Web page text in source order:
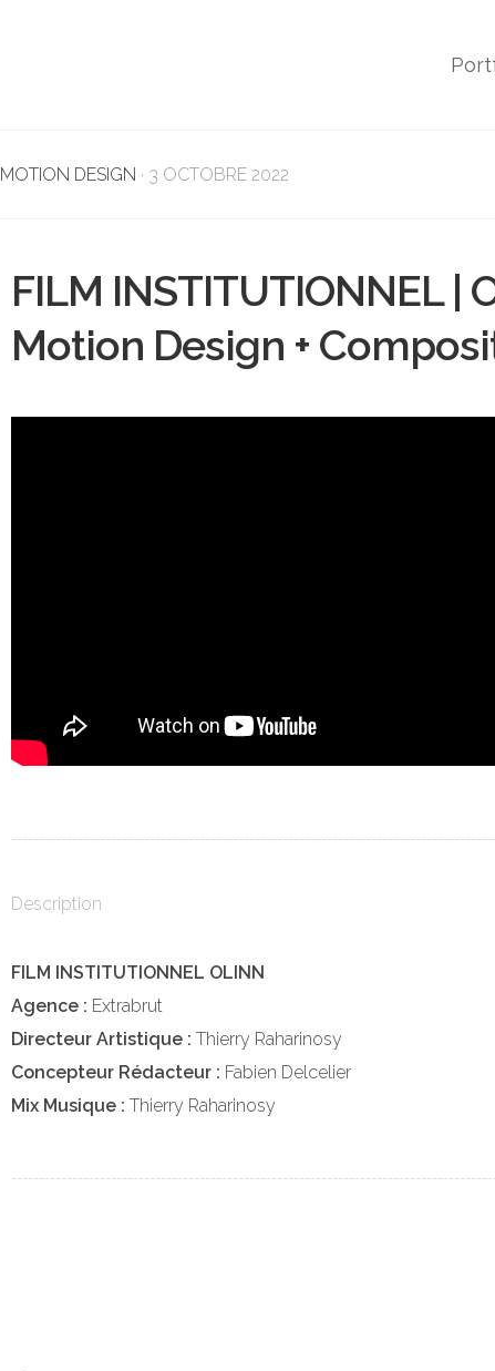
MOTION DESIGN · 3 OCTOBRE 2022
FILM INSTITUTIONNEL |
Motion Design +
Description
FILM INSTITUTIONNEL OLINN
Agence : Extrabrut
Directeur Artistique : Thierry Raharinosy
Concepteur Rédacteur : Fabien Delcelier
Mix Musique : Thierry Raharinosy